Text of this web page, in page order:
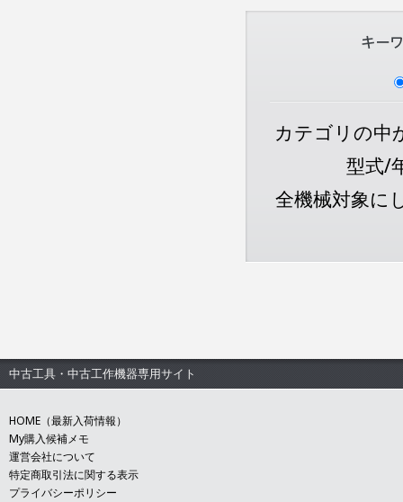
カテゴリの中
型式/
全機械対象に
中古工具・中古工作機器専用サイト
HOME（最新入荷情報）
My購入候補メモ
運営会社について
特定商取引法に関する表示
プライバシーポリシー